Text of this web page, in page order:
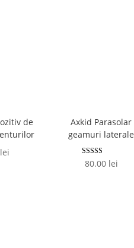
de
lei
Axkid Parasolar
geamuri laterale
Evaluat la
5.00
80.00 lei